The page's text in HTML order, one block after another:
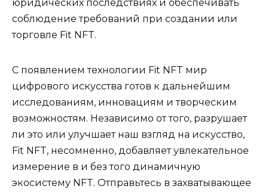
юридических последствиях и обеспечивать
соблюдение требований при создании или
торговле Fit NFT.
С появлением технологии Fit NFT мир
цифрового искусства готов к дальнейшим
исследованиям, инновациям и творческим
возможностям. Независимо от того, разрушает
ли это или улучшает наш взгляд на искусство,
Fit NFT, несомненно, добавляет увлекательное
измерение в и без того динамичную
экосистему NFT. Отправьтесь в захватывающее